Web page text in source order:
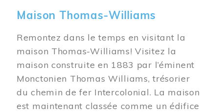
Maison Thomas-Williams
Remontez dans le temps en visitant la
maison Thomas-Williams! Visitez la
maison construite en 1883 par l’éminent
Monctonien Thomas Williams, trésorier
du chemin de fer Intercolonial. La maison
est maintenant classée comme un édifice